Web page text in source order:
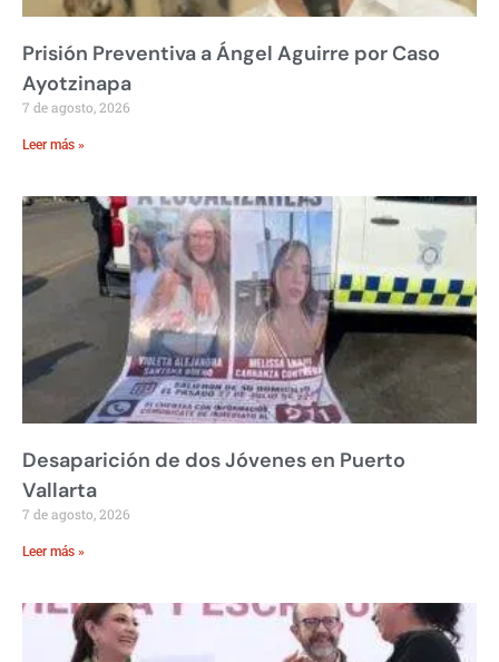
Prisión Preventiva a Ángel Aguirre por Caso
Ayotzinapa
7 de agosto, 2026
Leer más »
Desaparición de dos Jóvenes en Puerto
Vallarta
7 de agosto, 2026
Leer más »